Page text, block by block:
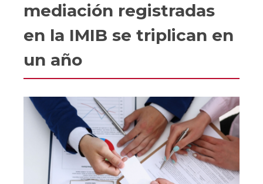
mediación registradas
en la IMIB se triplican en
un año